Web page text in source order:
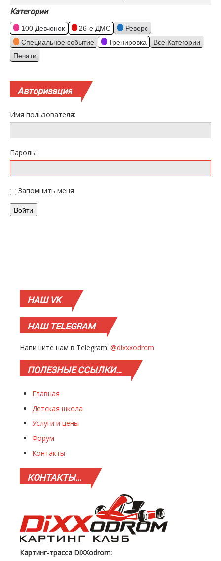
Категории
100 Девчонок 26-е ДМС
Реверс
Специальное событие
Тренировка Все Категории
Просмотр
Печати
Авторизация
Имя пользователя:
Пароль:
Запомнить меня
Войти
НАШVK
НАШTELEGRAM
Напишите нам в Telegram: @dixxxodrom
ПОЛЕЗНЫЕССЫЛКИ…
Главная
Детская школа
Услуги и цены
Форум
Контакты
КОНТАКТЫ…
Картинг-трасса DiXXodrom: